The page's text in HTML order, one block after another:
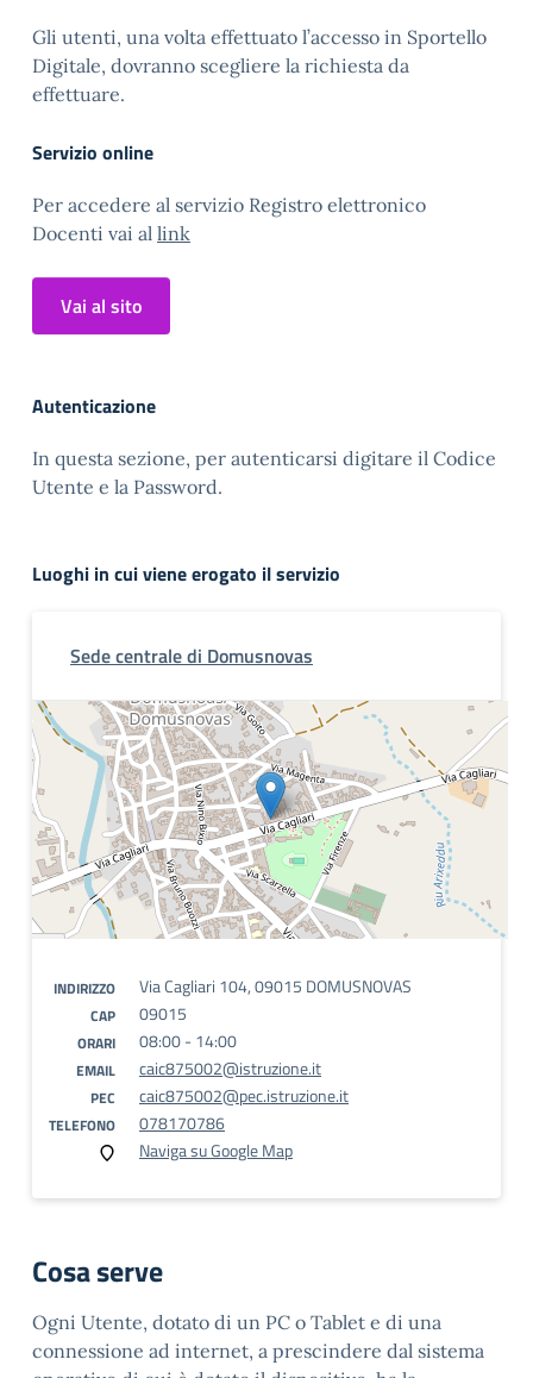
Gli utenti, una volta effettuato l’accesso in Sportello
Digitale, dovranno scegliere la richiesta da
effettuare.
Servizio online
Per accedere al servizio Registro elettronico
Docenti vai al link
Vai al sito
Autenticazione
In questa sezione, per autenticarsi digitare il Codice
Utente e la Password.
Luoghi in cui viene erogato il servizio
Sede centrale di Domusnovas
INDIRIZZO Via Cagliari 104, 09015 DOMUSNOVAS
CAP 09015
ORARI 08:00 - 14:00
EMAIL caic875002@istruzione.it
PEC caic875002@pec.istruzione.it
TELEFONO
078170786
Naviga su Google Map
Cosa serve
Ogni Utente, dotato di un PC o Tablet e di una
connessione ad internet, a prescindere dal sistema